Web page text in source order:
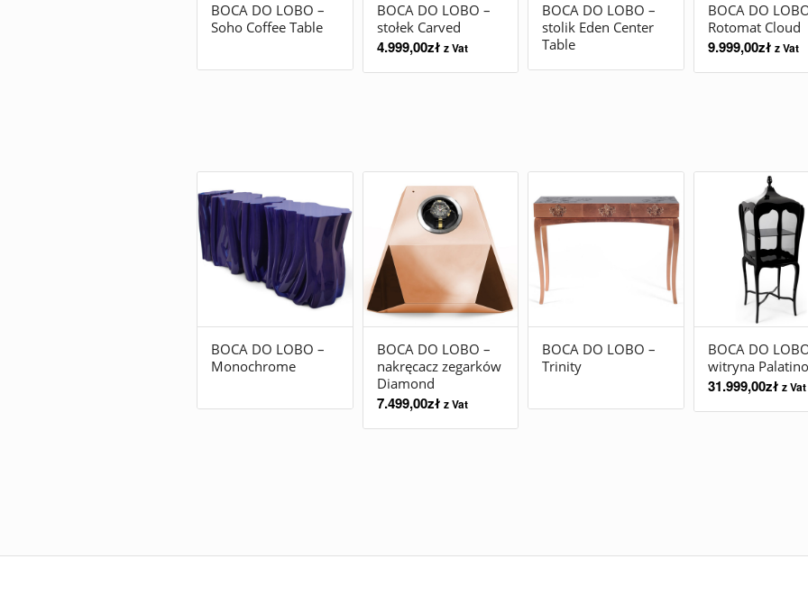
BOCA DO LOBO –
Soho Coffee Table
BOCA DO LOBO –
stołek Carved
4.999,00zł z Vat
BOCA DO LOBO –
stolik Eden Center
Table
BOCA DO
Rotomat Cloud
9.999,00zł z Vat
BOCA DO LOBO –
Monochrome
BOCA DO LOBO –
nakręcacz zegarków
Diamond
7.499,00zł z Vat
BOCA DO LOBO –
Trinity
BOCA DO
witryna Palatino
31.999,00zł z Vat